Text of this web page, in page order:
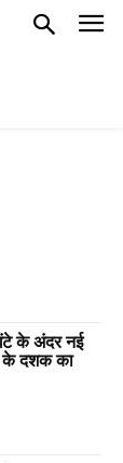
के अंदर नई
के दशक का